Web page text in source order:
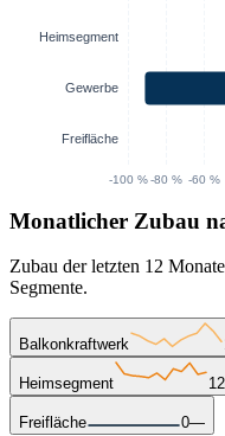
Monatlicher Zubau
Zubau der letzten 12
Segmente.
Balkonkraftwerk
Heimsegment
Freifläche 0—